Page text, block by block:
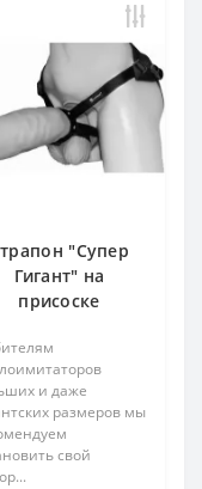
"Супер
Гигант" на
присоске
и даже
размеров мы
свой